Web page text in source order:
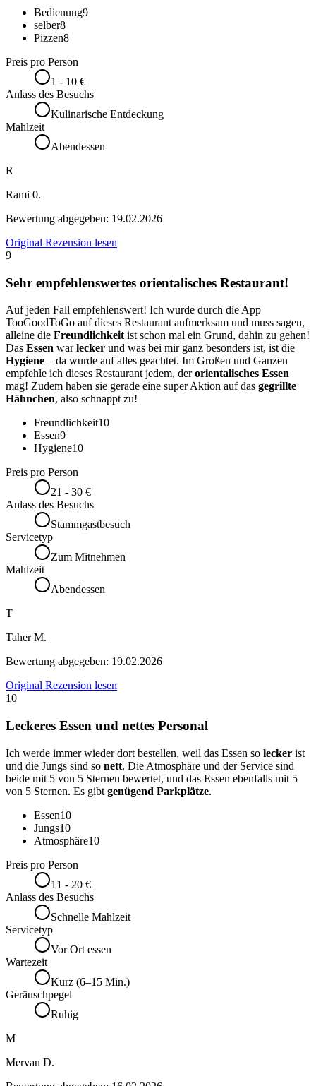
Bedienung9
selber8
Pizzen8
Preis pro Person
1 - 10 €
Anlass des Besuchs
Kulinarische Entdeckung
Mahlzeit
Abendessen
R
Rami 0.
Bewertung abgegeben: 19.02.2026
Original Rezension lesen
9
Sehr empfehlenswertes orientalisches Restaurant!
Auf jeden Fall empfehlenswert! Ich wurde durch die App
TooGoodToGo auf dieses Restaurant aufmerksam und muss sagen,
alleine die Freundlichkeitist schon mal ein Grund, dahin zu gehen!
Das Essen warlecker und was bei mir ganz besonders ist, ist die
Hygiene – da wurde auf alles geachtet. Im Großen und Ganzen
empfehle ich dieses Restaurant jedem, derorientalisches Essen
mag! Zudem haben sie gerade eine super Aktion auf das gegrillte
Hähnchen, also schnappt zu!
Freundlichkeit10
Essen9
Hygiene10
Preis pro Person
21 - 30 €
Anlass des Besuchs
Stammgastbesuch
Servicetyp
Zum Mitnehmen
Mahlzeit
Abendessen
T
Taher M.
Bewertung abgegeben: 19.02.2026
Original Rezension lesen
10
Leckeres Essen und nettes Personal
Ich werde immer wieder dort bestellen, weil das Essen so lecker ist
und die Jungs sind so nett. Die Atmosphäre und der Service sind
beide mit 5 von 5 Sternen bewertet, und das Essen ebenfalls mit 5
von 5 Sternen. Es gibt genügend Parkplätze.
Essen10
Jungs10
Atmosphäre10
Preis pro Person
11 - 20 €
Anlass des Besuchs
Schnelle Mahlzeit
Servicetyp
Vor Ort essen
Wartezeit
Kurz (6–15 Min.)
Geräuschpegel
Ruhig
M
Mervan D.